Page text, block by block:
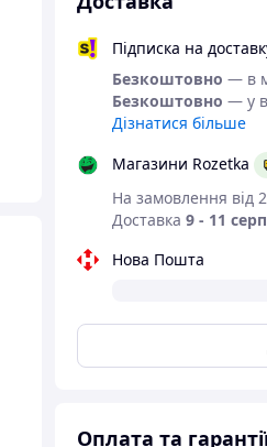
Підписка на
Безкоштовно — в
Безкоштовно — у
Дізнатися більше
Магазини Rozetka
На замовлення від
Доставка 9 - 11
Нова Пошта
Оплата та